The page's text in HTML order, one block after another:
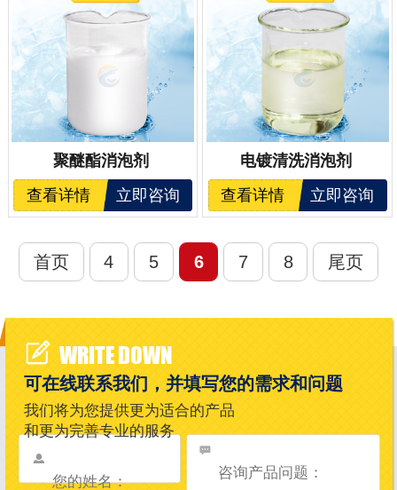
聚醚酯消泡剂
查看详情
立即咨询
电镀清洗消泡剂
查看详情
立即咨询
首页 4 5 6 7 8 尾页
WRITE DOWN
可在线联系我们，并填写您的需求和问题
我们将为您提供更为适合的产品
和更为完善专业的服务